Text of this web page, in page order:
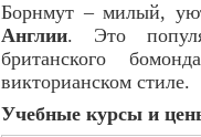
Борнмут – милый,
Англии. Это
британского
викторианском стиле.
Учебные курсы и